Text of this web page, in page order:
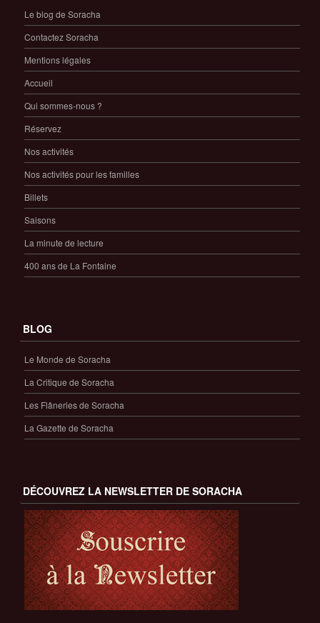
Le blog de Soracha
Contactez Soracha
Mentions légales
Accueil
Qui sommes-nous ?
Réservez
Nos activités
Nos activités pour les familles
Billets
Saisons
La minute de lecture
400 ans de La Fontaine
BLOG
Le Monde de Soracha
La Critique de Soracha
Les Flâneries de Soracha
La Gazette de Soracha
DÉCOUVREZ LA NEWSLETTER DE SORACHA